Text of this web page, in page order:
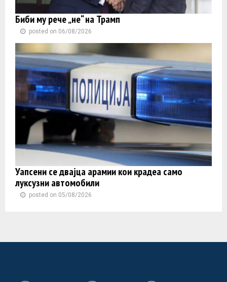
Биби му рече „не“ на Трамп
posted on 06/08/2026
Уапсени се двајца арамии кои крадеа само
луксузни автомобили
posted on 05/08/2026